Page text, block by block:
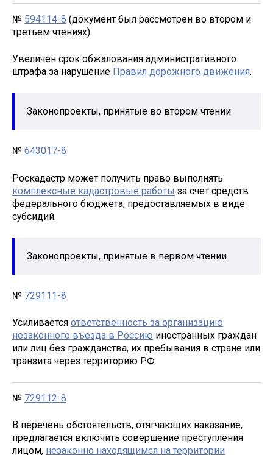
№ 594114-8 (документ был рассмотрен во втором и
третьем чтениях)
Увеличен срок обжалования административного
штрафа за нарушение Правил дорожного движения.
Законопроекты, принятые во втором чтении
№ 643017-8
Роскадастр может получить право выполнять
комплексные кадастровые работы за счет средств
федерального бюджета, предоставляемых в виде
субсидий.
Законопроекты, принятые в первом чтении
№ 729111-8
Усиливается ответственность за организацию
незаконного въезда в Россию иностранных граждан
или лиц без гражданства, их пребывания в стране или
транзита через территорию РФ.
№ 729112-8
В перечень обстоятельств, отягчающих наказание,
предлагается включить совершение преступления
лицом, незаконно находящимся на территории